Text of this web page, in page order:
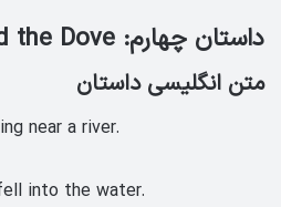
داستان چهارم: The Ant and the Dove
متن انگلیسی داستان
near a river.
into the water.